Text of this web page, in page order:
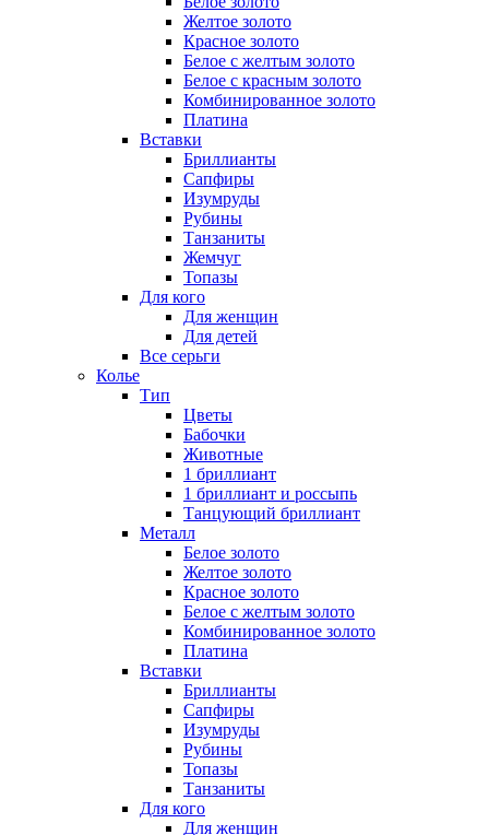
Желтое золото
Красное золото
Белое с желтым золото
Белое с красным золото
Комбинированное золото
Платина
Вставки
Бриллианты
Сапфиры
Изумруды
Рубины
Танзаниты
Жемчуг
Топазы
Для кого
Для женщин
Для детей
Все серьги
Колье
Тип
Цветы
Бабочки
Животные
1 бриллиант
1 бриллиант и россыпь
Танцующий бриллиант
Металл
Белое золото
Желтое золото
Красное золото
Белое с желтым золото
Комбинированное золото
Платина
Вставки
Бриллианты
Сапфиры
Изумруды
Рубины
Топазы
Танзаниты
Для кого
Для женщин